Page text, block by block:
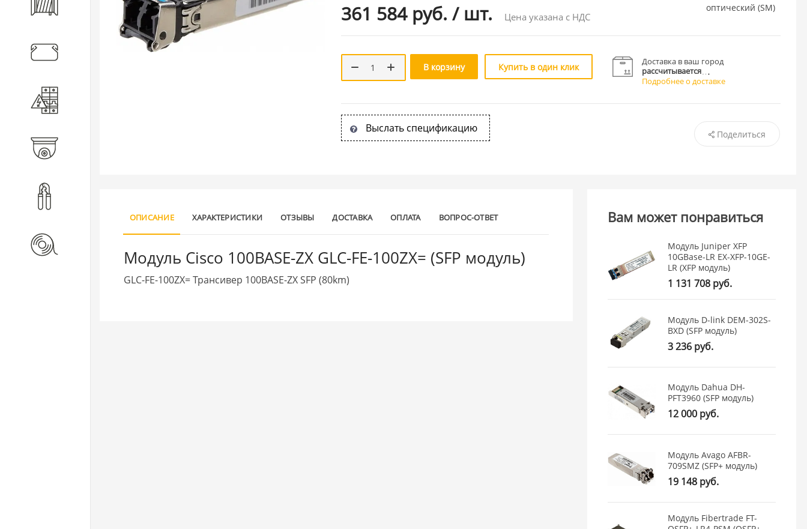
Кабеленесущие системы
361 584 руб. / шт. Цена указана с НДС
оптический (SM)
В корзину Купить в один клик
Доставка в ваш город
рассчитывается
Подробнее о доставке
Выслать спецификацию Поделиться
ОПИСАНИЕ ХАРАКТЕРИСТИКИ ОТЗЫВЫ ДОСТАВКА ОПЛАТА ВОПРОС-ОТВЕТ
Модуль Cisco 100BASE-ZX GLC-FE-100ZX= (SFP модуль)
GLC-FE-100ZX= Трансивер 100BASE-ZX SFP (80km)
Вам может понравиться
Модуль Juniper XFP
10GBase-LR EX-XFP-10GE-
LR (XFP модуль)
1 131 708 руб.
Модуль D-link DEM-302S-
BXD (SFP модуль)
3 236 руб.
Модуль Dahua DH-
PFT3960 (SFP модуль)
12 000 руб.
Модуль Avago AFBR-
709SMZ (SFP+ модуль)
19 148 руб.
Модуль Fibertrade FT-